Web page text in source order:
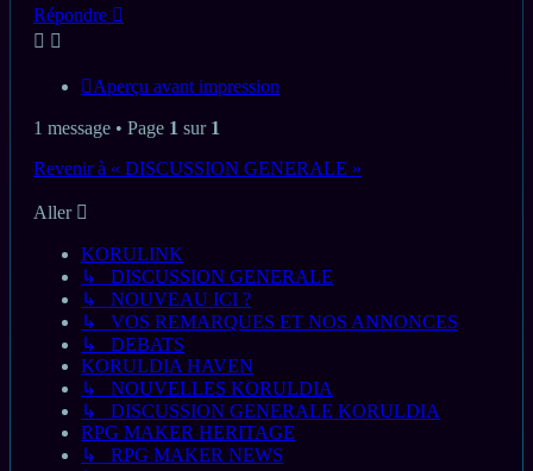
Répondre
Aperçu avant impression
1 message • Page 1 sur 1
Revenir à « DISCUSSION GENERALE »
Aller
KORULINK
↳ DISCUSSION GENERALE
↳ NOUVEAU ICI ?
↳ VOS REMARQUES ET NOS ANNONCES
↳ DEBATS
KORULDIA HAVEN
↳ NOUVELLES KORULDIA
↳ DISCUSSION GENERALE KORULDIA
RPG MAKER HERITAGE
↳ RPG MAKER NEWS